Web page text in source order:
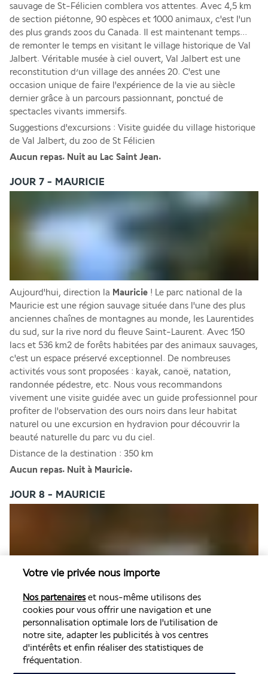
sauvage de St-Félicien comblera vos attentes. Avec 4,5 km
de section piétonne, 90 espèces et 1000 animaux, c'est l'un
des plus grands zoos du Canada. Il est maintenant temps...
de remonter le temps en visitant le village historique de Val
Jalbert. Véritable musée à ciel ouvert, Val Jalbert est une
reconstitution d’un village des années 20. C'est une
occasion unique de faire l'expérience de la vie au siècle
dernier grâce à un parcours passionnant, ponctué de
spectacles vivants immersifs.
Suggestions d'excursions : Visite guidée du village historique
de Val Jalbert, du zoo de St Félicien
Aucun repas. Nuit au Lac Saint Jean.
JOUR 7 - MAURICIE
Aujourd'hui, direction la Mauricie ! Le parc national de la
Mauricie est une région sauvage située dans l'une des plus
anciennes chaînes de montagnes au monde, les Laurentides
du sud, sur la rive nord du fleuve Saint-Laurent. Avec 150
lacs et 536 km2 de forêts habitées par des animaux sauvages,
c'est un espace préservé exceptionnel. De nombreuses
activités vous sont proposées : kayak, canoë, natation,
randonnée pédestre, etc. Nous vous recommandons
vivement une visite guidée avec un guide professionnel pour
profiter de l'observation des ours noirs dans leur habitat
naturel ou une excursion en hydravion pour découvrir la
beauté naturelle du parc vu du ciel.
Distance de la destination : 350 km
Aucun repas. Nuit à Mauricie.
JOUR 8 - MAURICIE
Poursuivez votre découverte de la Mauricie. Nous vous
recommandons une visite guidée avec un guide
professionnel pour profiter de l'observation des ours noirs
dans leur habitat naturel ou une excursion en hydravion
pour découvrir la beauté naturelle du parc vu du ciel.
Votre vie privée nous importe
Nos partenaireset nous-même utilisons des
cookies pour vous offrir une navigation et une
personnalisation optimale lors de l'utilisation de
notre site, adapter les publicités à vos centres
d'intérêts et enfin réaliser des statistiques de
fréquentation.